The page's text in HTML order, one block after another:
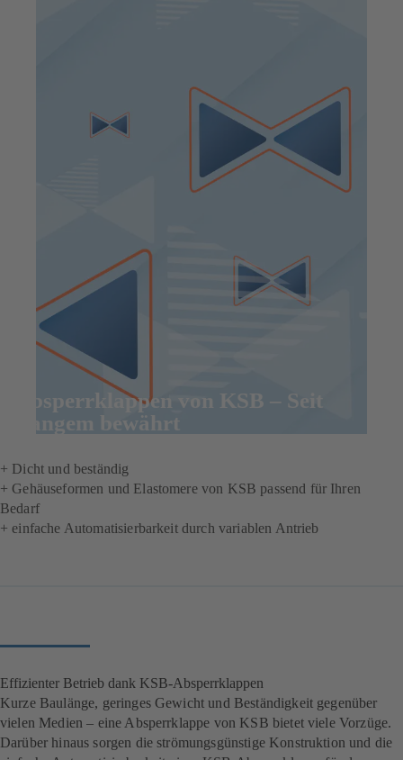
Absperrklappen von KSB – Seit
Langem bewährt
+ Dicht und beständig
+ Gehäuseformen und Elastomere von KSB passend für Ihren
Bedarf
+ einfache Automatisierbarkeit durch variablen Antrieb
Effizienter Betrieb dank KSB-Absperrklappen
Kurze Baulänge, geringes Gewicht und Beständigkeit gegenüber
vielen Medien – eine Absperrklappe von KSB bietet viele Vorzüge.
Darüber hinaus sorgen die strömungsgünstige Konstruktion und die